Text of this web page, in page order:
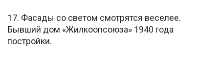
17. Фасады со светом смотрятся веселее.
Бывший дом «Жилкоопсоюза» 1940 года
постройки.